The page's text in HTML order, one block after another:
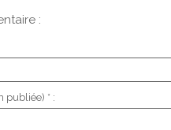
:
publiée) * :